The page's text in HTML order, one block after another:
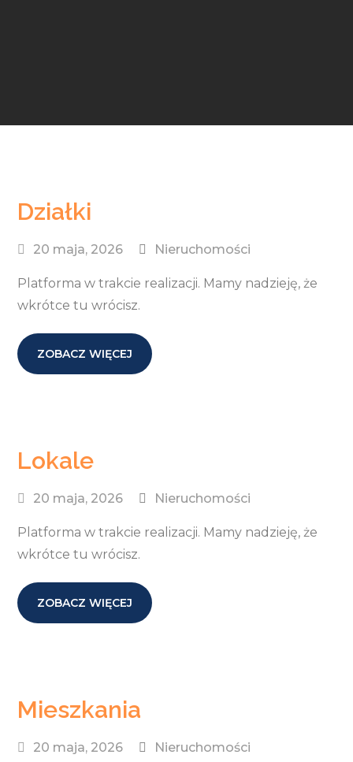
Działki
20 maja, 2026 Nieruchomości
Platforma w trakcie realizacji. Mamy nadzieję, że
wkrótce tu wrócisz.
ZOBACZ WIĘCEJ
Lokale
20 maja, 2026 Nieruchomości
Platforma w trakcie realizacji. Mamy nadzieję, że
wkrótce tu wrócisz.
ZOBACZ WIĘCEJ
Mieszkania
20 maja, 2026 Nieruchomości